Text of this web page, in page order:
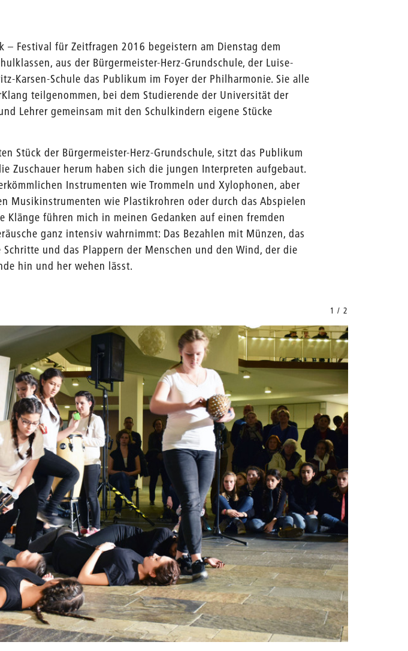
– Festival für Zeitfragen 2016 begeistern am Dienstag dem
aus der Bürgermeister-Herz-Grundschule, der Luise-
Karsen-Schule das Publikum im Foyer der Philharmonie. Sie alle
teilgenommen, bei dem Studierende der Universität der
Lehrer gemeinsam mit den Schulkindern eigene Stücke
Stück der Bürgermeister-Herz-Grundschule, sitzt das Publikum
Zuschauer herum haben sich die jungen Interpreten aufgebaut.
Instrumenten wie Trommeln und Xylophonen, aber
Musikinstrumenten wie Plastikrohren oder durch das Abspielen
Klänge führen mich in meinen Gedanken auf einen fremden
ganz intensiv wahrnimmt: Das Bezahlen mit Münzen, das
und das Plappern der Menschen und den Wind, der die
hin und her wehen lässt.
1 / 2